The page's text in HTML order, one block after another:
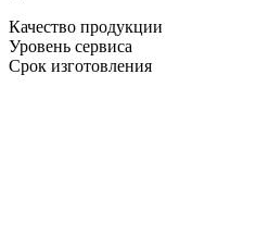
Качество продукции
Уровень сервиса
Срок изготовления